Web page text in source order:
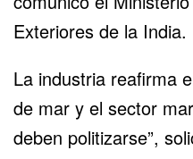
Exteriores de la India.
La industria reafirma
de mar y el sector
deben politizarse”,